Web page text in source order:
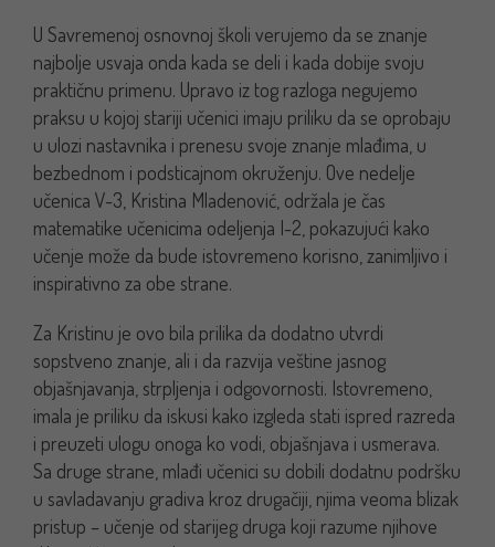
U Savremenoj osnovnoj školi verujemo da se znanje
najbolje usvaja onda kada se deli i kada dobije svoju
praktičnu primenu. Upravo iz tog razloga negujemo
praksu u kojoj stariji učenici imaju priliku da se oprobaju
u ulozi nastavnika i prenesu svoje znanje mlađima, u
bezbednom i podsticajnom okruženju. Ove nedelje
učenica V-3, Kristina Mladenović, održala je čas
matematike učenicima odeljenja I-2, pokazujući kako
učenje može da bude istovremeno korisno, zanimljivo i
inspirativno za obe strane.
Za Kristinu je ovo bila prilika da dodatno utvrdi
sopstveno znanje, ali i da razvija veštine jasnog
objašnjavanja, strpljenja i odgovornosti. Istovremeno,
imala je priliku da iskusi kako izgleda stati ispred razreda
i preuzeti ulogu onoga ko vodi, objašnjava i usmerava.
Sa druge strane, mlađi učenici su dobili dodatnu podršku
u savladavanju gradiva kroz drugačiji, njima veoma blizak
pristup – učenje od starijeg druga koji razume njihove